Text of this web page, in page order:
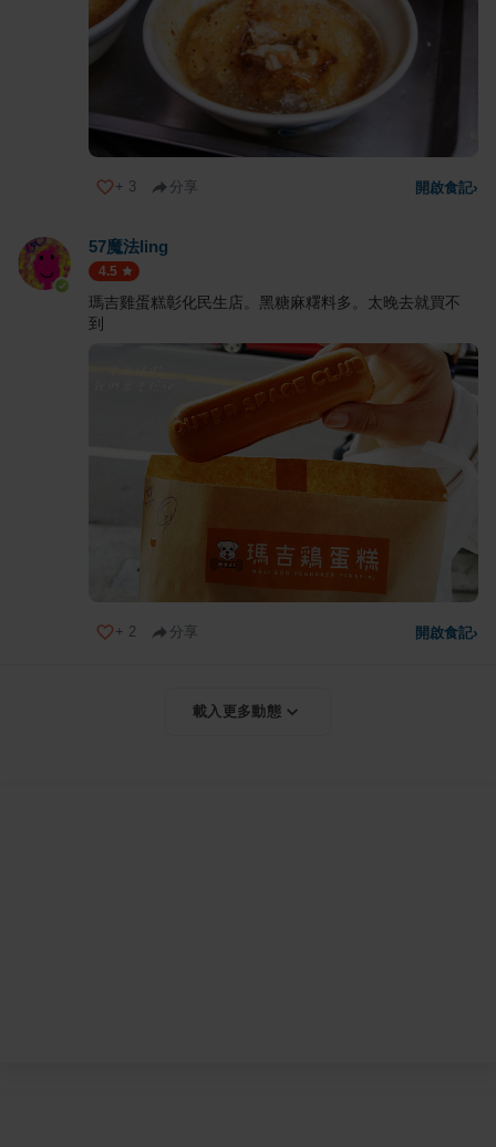
+ 3 分享 開啟食記›
57魔法ling
4.5
瑪吉雞蛋糕彰化民生店。黑糖麻糬料多。太晚去就買不
到
+ 2 分享 開啟食記›
載入更多動態